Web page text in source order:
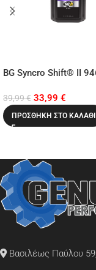
BG Syncro Shift® II
39,99€ 33,99 €
ΠΡΟΣΘΉΚΗ ΣΤΟ ΚΑΛΆΘΙ
Βασιλέως Παύλου